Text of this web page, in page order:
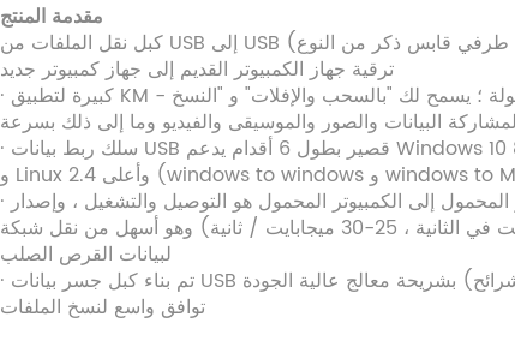
مقدمة المنتج
كبل نقل الملفات من USB إلى USB (كلا طرفي قابس ذكر من النوع A) هو سلك موصول مثالي لنقل الملفات ونقل المجلد عند
ترقية جهاز الكمبيوتر القديم إلى جهاز كمبيوتر جديد
· كبيرة لتطبيق KM - مشاركة الماوس ولوحة المفاتيح بين أجهزة الكمبيوتر المحمولة ؛ يسمح لك "بالسحب والإفلات" و "النسخ
· سلك ربط بيانات USB قصير بطول 6 أقدام يدعم Windows 10 8.1 8 7 (32 و 64 بت) و Vista و XP و Mac OS 8/9 و OS-X
· كابل الترحيل من الكمبيوتر المحمول إلى الكمبيوتر المحمول هو التوصيل والتشغيل ، وإصدار USB 2.0 عالي السرعة مدعوم
(معدلات تصل إلى 480 ميجابت في الثانية ، 25-30 ميجابايت / ثانية) وهو أسهل من نقل شبكة WIFI وأسرع من النسخ الاحتياطي
لبيانات القرص الصلب
· تم بناء كبل جسر بيانات USB بشريحة معالج عالية الجودة (مجموعة شرائح FTDI FT230X) ، مما يجعله محول USB موثوقًا به مع
توافق واسع لنسخ الملفات